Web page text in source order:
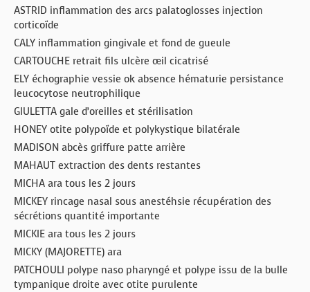
ASTRID inflammation des arcs palatoglosses injection
corticoïde
CALY inflammation gingivale et fond de gueule
CARTOUCHE retrait fils ulcère œil cicatrisé
ELY échographie vessie ok absence hématurie persistance
leucocytose neutrophilique
GIULETTA gale d’oreilles et stérilisation
HONEY otite polypoïde et polykystique bilatérale
MADISON abcès griffure patte arrière
MAHAUT extraction des dents restantes
MICHA ara tous les 2 jours
MICKEY rincage nasal sous anestéhsie récupération des
sécrétions quantité importante
MICKIE ara tous les 2 jours
MICKY (MAJORETTE) ara
PATCHOULI polype naso pharyngé et polype issu de la bulle
tympanique droite avec otite purulente